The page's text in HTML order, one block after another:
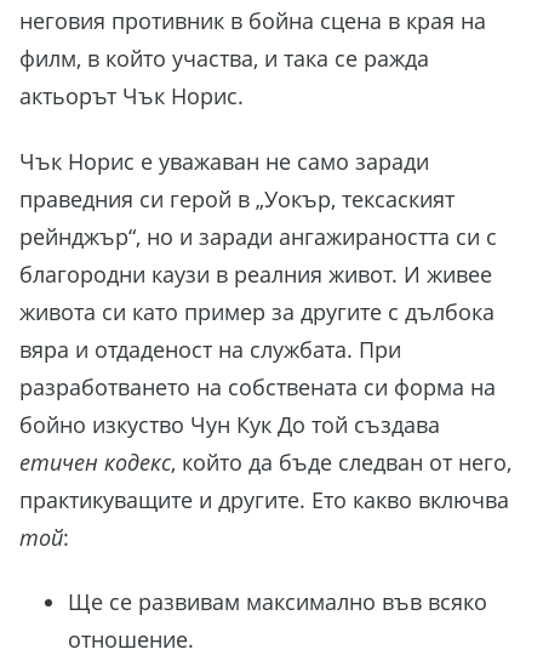
неговия противник в бойна сцена в края на
филм, в който участва, и така се ражда
актьорът Чък Норис.
Чък Норис е уважаван не само заради
праведния си герой в „Уокър, тексаският
рейнджър“, но и заради ангажираността си с
благородни каузи в реалния живот. И живее
живота си като пример за другите с дълбока
вяра и отдаденост на службата. При
разработването на собствената си форма на
бойно изкуство Чун Кук До той създава
етичен кодекс, който да бъде следван от него,
практикуващите и другите. Ето какво включва
той:
Ще се развивам максимално във всяко
отношение.